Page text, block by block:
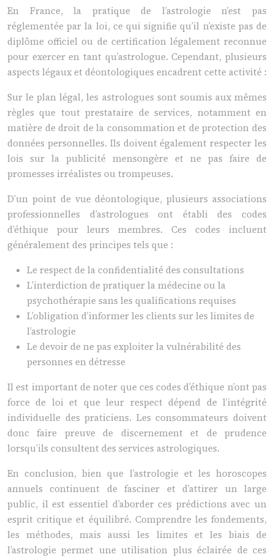
En France, la pratique de l’astrologie n’est pas
réglementée par la loi, ce qui signifie qu’il n’existe pas de
diplôme officiel ou de certification légalement reconnue
pour exercer en tant qu’astrologue. Cependant, plusieurs
aspects légaux et déontologiques encadrent cette activité :
Sur le plan légal, les astrologues sont soumis aux mêmes
règles que tout prestataire de services, notamment en
matière de droit de la consommation et de protection des
données personnelles. Ils doivent également respecter les
lois sur la publicité mensongère et ne pas faire de
promesses irréalistes ou trompeuses.
D’un point de vue déontologique, plusieurs associations
professionnelles d’astrologues ont établi des codes
d’éthique pour leurs membres. Ces codes incluent
généralement des principes tels que :
Le respect de la confidentialité des consultations
L’interdiction de pratiquer la médecine ou la
psychothérapie sans les qualifications requises
L’obligation d’informer les clients sur les limites de
l’astrologie
Le devoir de ne pas exploiter la vulnérabilité des
personnes en détresse
Il est important de noter que ces codes d’éthique n’ont pas
force de loi et que leur respect dépend de l’intégrité
individuelle des praticiens. Les consommateurs doivent
donc faire preuve de discernement et de prudence
lorsqu’ils consultent des services astrologiques.
En conclusion, bien que l’astrologie et les horoscopes
annuels continuent de fasciner et d’attirer un large
public, il est essentiel d’aborder ces prédictions avec un
esprit critique et équilibré. Comprendre les fondements,
les méthodes, mais aussi les limites et les biais de
l’astrologie permet une utilisation plus éclairée de ces